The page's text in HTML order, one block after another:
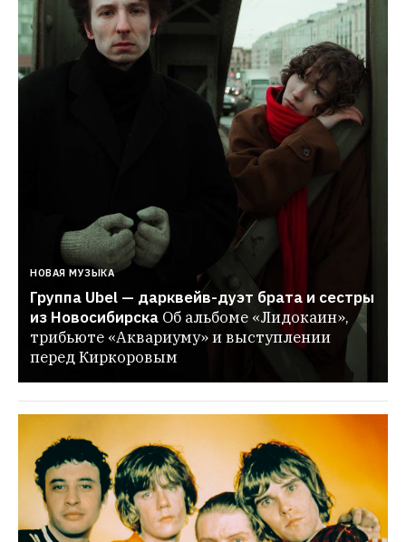
НОВАЯ МУЗЫКА
Группа Ubel — дарквейв-дуэт брата и сестры
из Новосибирска Об альбоме «Лидокаин»,
трибьюте «Аквариуму» и выступлении
перед Киркоровым